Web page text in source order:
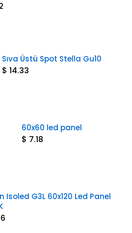
Sıva Üstü Spot Stella Gu10
$ 14.33
60x60 led panel
$ 7.18
Isoled G3L 60x120 Led Panel